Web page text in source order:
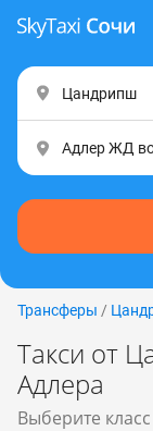
Трансферы /
Такси от
Адлера
Выберите